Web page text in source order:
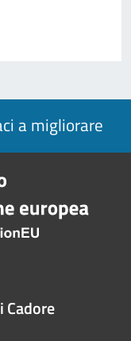
a migliorare
Cadore